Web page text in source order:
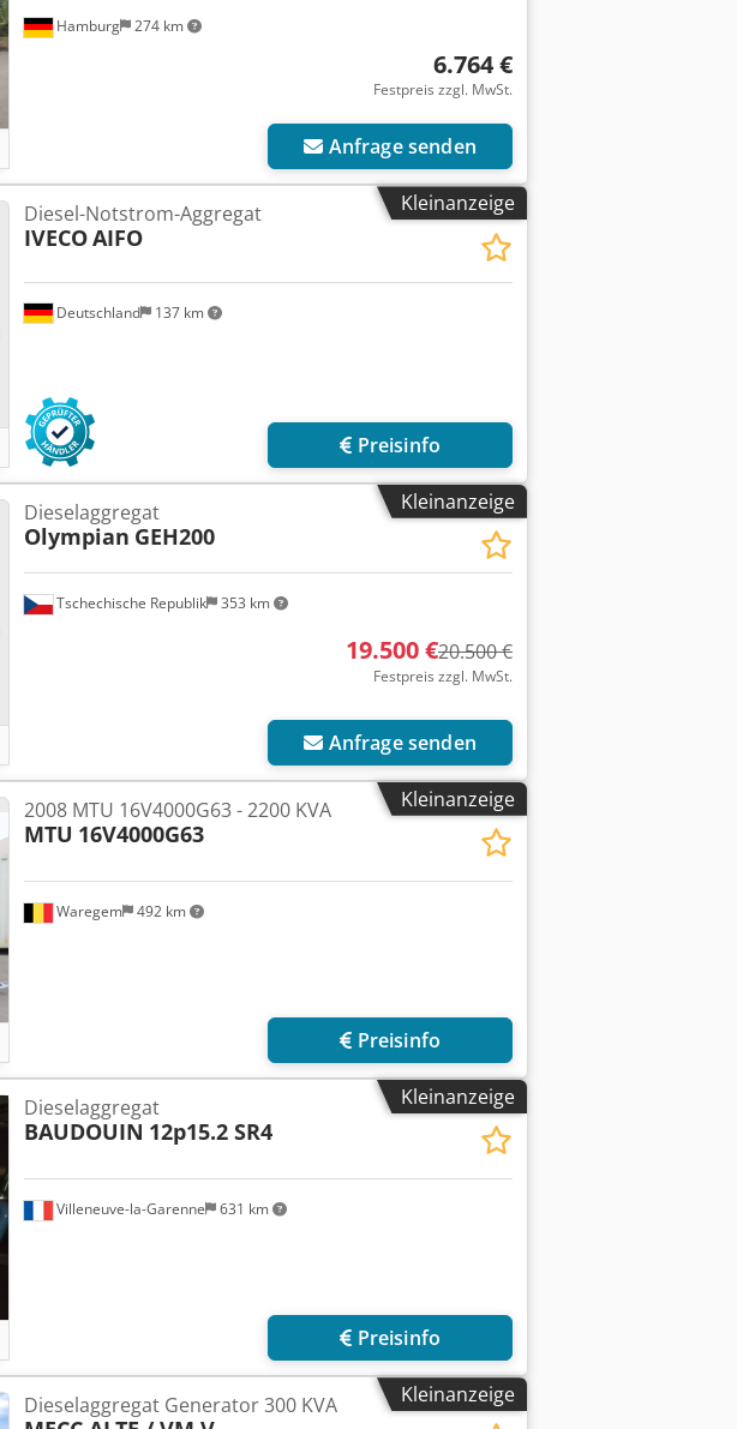
Hamburg 274 km
6.764 €
Festpreis zzgl. MwSt.
Anfrage senden
Kleinanzeige
Deutschland 137 km
Diesel-Notstrom-Aggregat
IVECOAIFO
Preisinfo
Kleinanzeige
Tschechische Republik 353 km
Dieselaggregat
Olympian GEH200
19.500 €20.500 €
Festpreis zzgl. MwSt.
Anfrage senden
Kleinanzeige
Waregem 492 km
2008 MTU 16V4000G63 - 2200 KVA
MTU 16V4000G63
Preisinfo
Kleinanzeige
Villeneuve-la-Garenne 631 km
Dieselaggregat
BAUDOUIN 12p15.2 SR4
Preisinfo
Kleinanzeige
Dieselaggregat Generator 300 KVA